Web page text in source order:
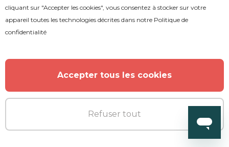
cliquant sur "Accepter les cookies", vous consentez à stocker sur votre
appareil toutes les technologies décrites dans notre Politique de
confidentialité
Accepter tous les cookies
Refuser tout